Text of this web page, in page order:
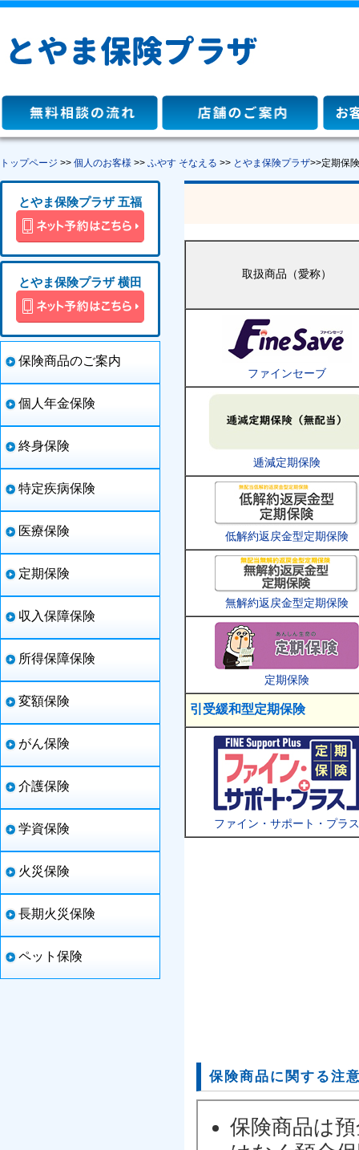
トップページ >> 個人のお客様 >> ふやす そなえる >> とやま保険プラザ>>定期保険
とやま保険プラザ 五福
とやま保険プラザ 横田
保険商品のご案内
個人年金保険
終身保険
特定疾病保険
医療保険
定期保険
収入保障保険
所得保障保険
変額保険
がん保険
介護保険
学資保険
火災保険
長期火災保険
ペット保険
取扱商品（愛称）
ファインセーブ
逓減定期保険
低解約返戻金型定期保険
無解約返戻金型定期保険
定期保険
引受緩和型定期保険
ファイン・サポート・プラス
保険商品に関する注